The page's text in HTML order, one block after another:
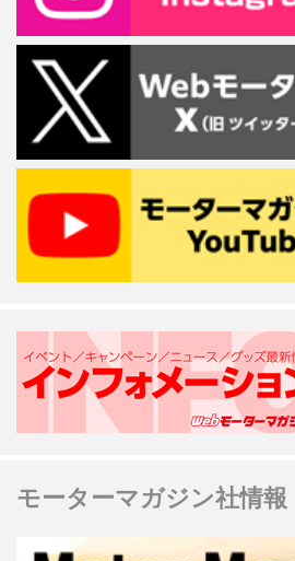
モーターマガジン社情報